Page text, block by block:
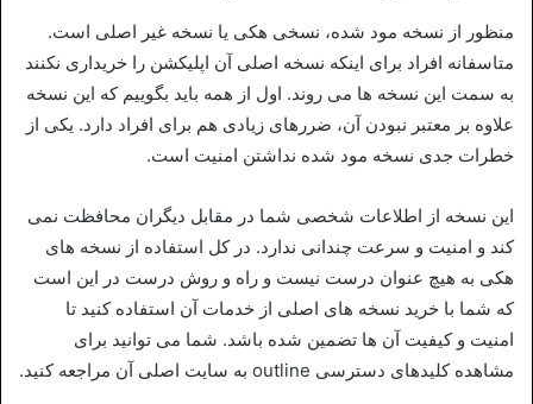
منظور از نسخه مود شده، نسخی هکی یا نسخه غیر اصلی است.
متاسفانه افراد برای اینکه نسخه اصلی آن اپلیکشن را خریداری نکنند
به سمت این نسخه ها می روند. اول از همه باید بگوییم که این نسخه
علاوه بر معتبر نبودن آن، ضررهای زیادی هم برای افراد دارد. یکی از
خطرات جدی نسخه مود شده نداشتن امنیت است.
این نسخه از اطلاعات شخصی شما در مقابل دیگران محافظت نمی
کند و امنیت و سرعت چندانی ندارد. در کل استفاده از نسخه های
هکی به هیچ عنوان درست نیست و راه و روش درست در این است
که شما با خرید نسخه های اصلی از خدمات آن استفاده کنید تا
امنیت و کیفیت آن ها تضمین شده باشد. شما می توانید برای
مشاهده کلیدهای دسترسی outline به سایت اصلی آن مراجعه کنید.